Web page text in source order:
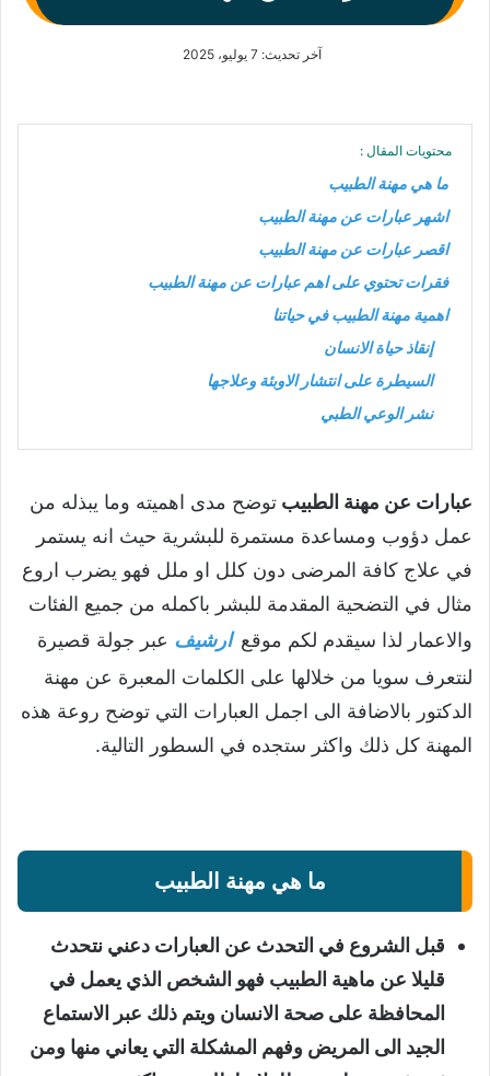
آخر تحديث: 7 يوليو، 2025
محتويات المقال :
ما هي مهنة الطبيب
اشهر عبارات عن مهنة الطبيب
اقصر عبارات عن مهنة الطبيب
فقرات تحتوي على اهم عبارات عن مهنة الطبيب
اهمية مهنة الطبيب في حياتنا
إنقاذ حياة الانسان
السيطرة على انتشار الاوبئة وعلاجها
نشر الوعي الطبي
عبارات عن مهنة الطبيب توضح مدى اهميته وما يبذله من
عمل دؤوب ومساعدة مستمرة للبشرية حيث انه يستمر
في علاج كافة المرضى دون كلل او ملل فهو يضرب اروع
مثال في التضحية المقدمة للبشر باكمله من جميع الفئات
والاعمار لذا سيقدم لكم موقع ارشيف عبر جولة قصيرة
لنتعرف سويا من خلالها على الكلمات المعبرة عن مهنة
الدكتور بالاضافة الى اجمل العبارات التي توضح روعة هذه
المهنة كل ذلك واكثر ستجده في السطور التالية.
ما هي مهنة الطبيب
قبل الشروع في التحدث عن العبارات دعني نتحدث
قليلا عن ماهية الطبيب فهو الشخص الذي يعمل في
المحافظة على صحة الانسان ويتم ذلك عبر الاستماع
الجيد الى المريض وفهم المشكلة التي يعاني منها ومن